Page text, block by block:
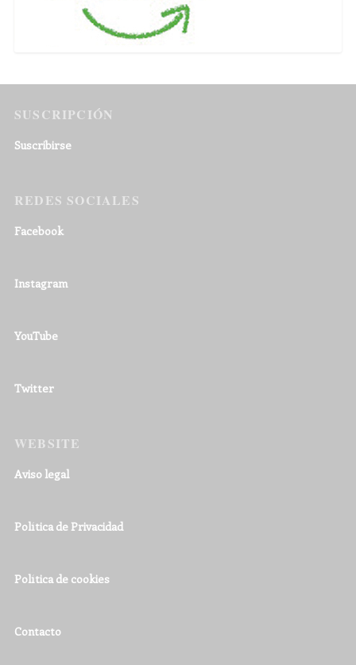
SUSCRIPCIÓN
Suscribirse
REDES SOCIALES
Facebook
Instagram
YouTube
Twitter
WEBSITE
Aviso legal
Política de Privacidad
Política de cookies
Contacto